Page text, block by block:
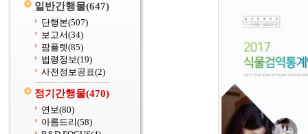
일반간행물(647)
단행본(507)
보고서(34)
팜플렛(85)
법령정보(19)
사전정보공표(2)
정기간행물(470)
연보(80)
아름드리(58)